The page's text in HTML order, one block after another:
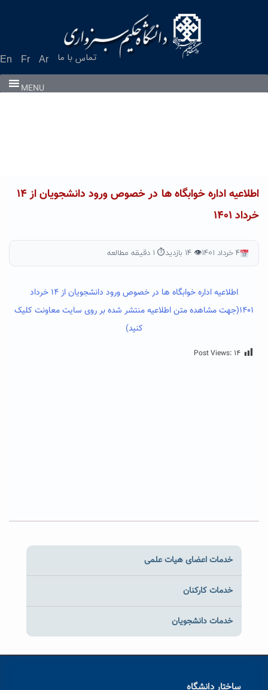
En Fr Ar تماس با ما
MENU
اطلاعیه اداره خوابگاه ها در خصوص ورود دانشجویان از ۱۴
خرداد ۱۴۰۱
۴ خرداد ۱۴۰۱ 👁 ۱۴ بازدید ⏱ ۱ دقیقه مطالعه
اطلاعیه اداره خوابگاه ها در خصوص ورود دانشجویان از ۱۴ خرداد
۱۴۰۱(جهت مشاهده متن اطلاعیه منتشر شده بر روی سایت معاونت کلیک
کنید)
Post Views: ۱۴
خدمات اعضای هیات علمی
خدمات کارکنان
خدمات دانشجویان